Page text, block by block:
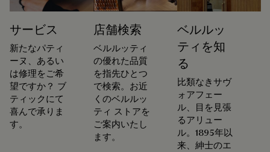
サービス
新たなパティ
ーヌ、あるい
は修理をご希
望ですか？ ブ
ティックにて
喜んで承りま
す。
店舗検索
ベルルッティ
の優れた品質
を指先ひとつ
で検索。お近
くのベルルッ
ティ ストアを
ご案内いたし
ます。
ベルルッ
ティを知
る
比類なきサヴ
ォアフェー
ル、目を見張
るアリュー
ル。1895年以
来、紳士のエ